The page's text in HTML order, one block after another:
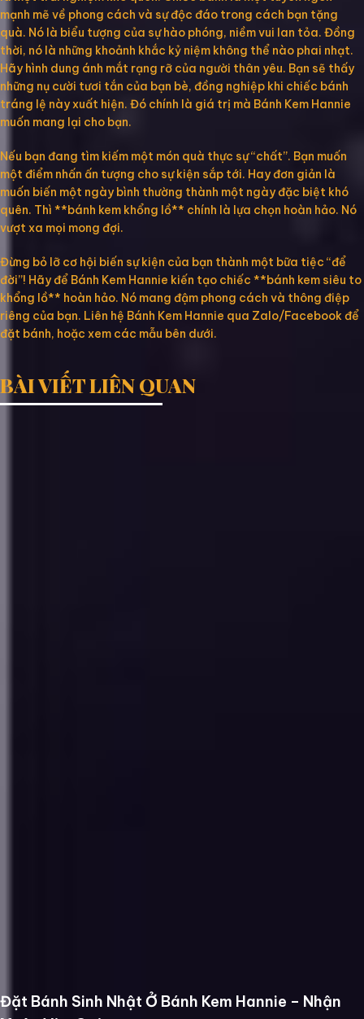
mạnh mẽ về phong cách và sự độc đáo trong cách bạn tặng
quà. Nó là biểu tượng của sự hào phóng, niềm vui lan tỏa. Đồng
thời, nó là những khoảnh khắc kỷ niệm không thể nào phai nhạt.
Hãy hình dung ánh mắt rạng rỡ của người thân yêu. Bạn sẽ thấy
những nụ cười tươi tắn của bạn bè, đồng nghiệp khi chiếc bánh
tráng lệ này xuất hiện. Đó chính là giá trị mà Bánh Kem Hannie
muốn mang lại cho bạn.
Nếu bạn đang tìm kiếm một món quà thực sự “chất”. Bạn muốn
một điểm nhấn ấn tượng cho sự kiện sắp tới. Hay đơn giản là
muốn biến một ngày bình thường thành một ngày đặc biệt khó
quên. Thì **bánh kem khổng lồ** chính là lựa chọn hoàn hảo. Nó
vượt xa mọi mong đợi.
Đừng bỏ lỡ cơ hội biến sự kiện của bạn thành một bữa tiệc “để
đời”! Hãy để Bánh Kem Hannie kiến tạo chiếc **bánh kem siêu to
khổng lồ** hoàn hảo. Nó mang đậm phong cách và thông điệp
riêng của bạn. Liên hệ Bánh Kem Hannie qua Zalo/Facebook để
đặt bánh, hoặc xem các mẫu bên dưới.
BÀI VIẾT LIÊN QUAN
Đặt Bánh Sinh Nhật Ở Bánh Kem Hannie – Nhận